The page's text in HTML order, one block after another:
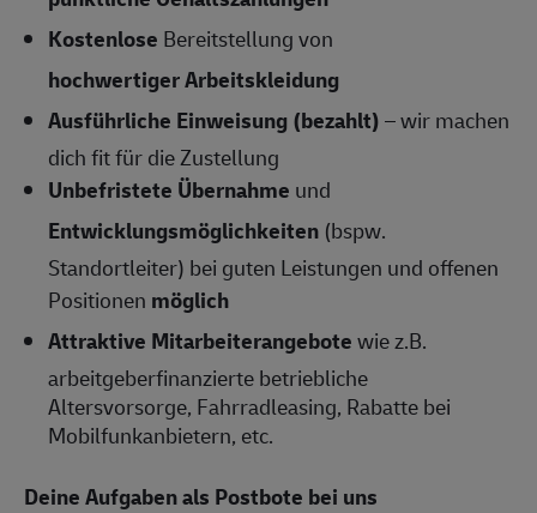
Kostenlose Bereitstellung von
hochwertiger Arbeitskleidung
Ausführliche Einweisung (bezahlt)– wir machen
dich fit für die Zustellung
Unbefristete Übernahme und
Entwicklungsmöglichkeiten (bspw.
Standortleiter) bei guten Leistungen und offenen
Positionen möglich
Attraktive Mitarbeiterangebotewie z.B.
arbeitgeberfinanzierte betriebliche
Altersvorsorge, Fahrradleasing, Rabatte bei
Mobilfunkanbietern, etc.
Deine Aufgaben als Postbote bei uns